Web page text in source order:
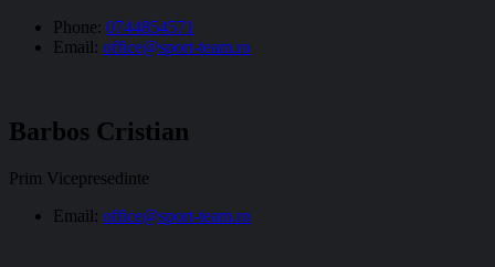
Phone: 0744854571
Email: office@sport-team.ro
Barbos Cristian
Prim Vicepresedinte
Email: office@sport-team.ro